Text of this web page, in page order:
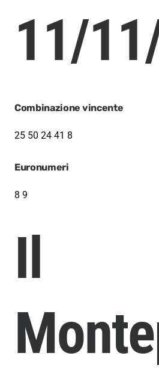
11/
Combinazione vincente
25 50 24 41 8
Euronumeri
8 9
Il